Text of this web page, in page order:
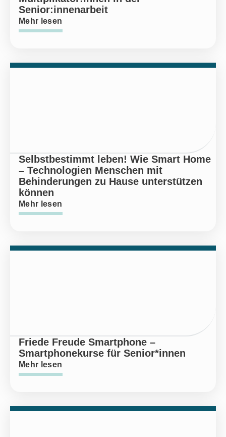
Senior:innenarbeit
Mehr lesen
Selbstbestimmt leben! Wie Smart Home
– Technologien Menschen mit
Behinderungen zu Hause unterstützen
können
Mehr lesen
Friede Freude Smartphone –
Smartphonekurse für Senior*innen
Mehr lesen